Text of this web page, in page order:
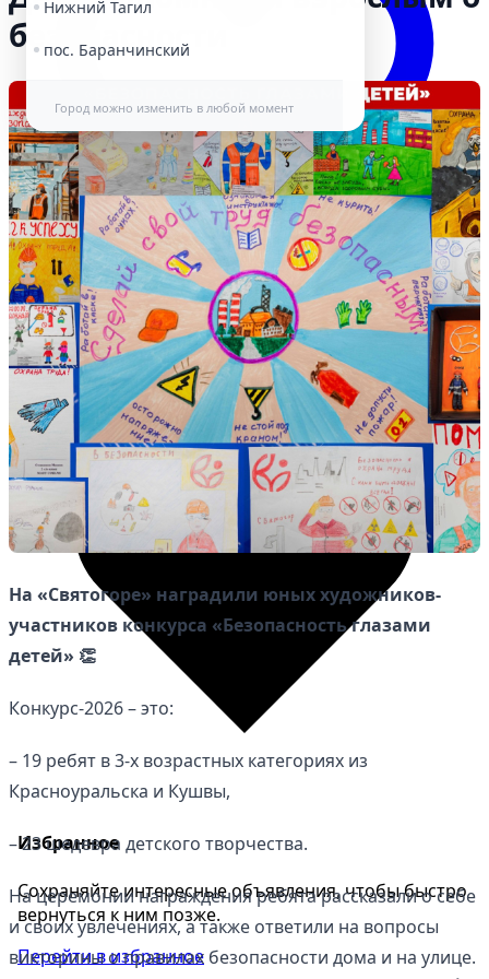
Нижний Тагил
пос. Баранчинский
Город можно изменить в любой момент
Избранное
Избранное
Сохраняйте интересные объявления, чтобы быстро
вернуться к ним позже.
Перейти в избранное
безопасности
На «Святогоре» наградили юных художников-
участников конкурса «Безопасность глазами
детей» 👏
Конкурс-2026 – это:
– 19 ребят в 3-х возрастных категориях из
Красноуральска и Кушвы,
– 23 шедевра детского творчества.
На церемонии награждения ребята рассказали о себе
и своих увлечениях, а также ответили на вопросы
викторины о правилах безопасности дома и на улице.